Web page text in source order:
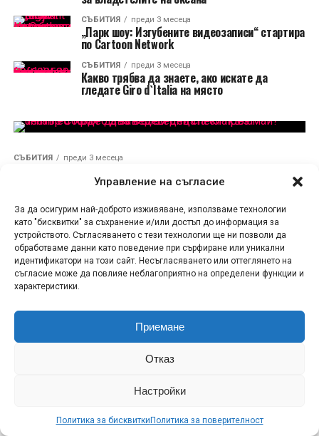
Управление на съгласие
За да осигурим най-доброто изживяване, използваме технологии
като "бисквитки" за съхранение и/или достъп до информация за
устройството. Съгласяването с тези технологии ще ни позволи да
обработваме данни като поведение при сърфиране или уникални
идентификатори на този сайт. Несъгласяването или оттеглянето на
съгласие може да повлияе неблагоприятно на определени функции и
характеристики.
Приемане
Отказ
Настройки
Политика за бисквитки Политика за поверителност
СЪБИТИЯ преди 3 месеца
„Парк шоу: Изгубените видеозаписи“ стартира
по Cartoon Network
СЪБИТИЯ преди 3 месеца
Какво трябва да знаете, ако искате да
гледате Giro d`Italia на място
СЪБИТИЯ преди 3 месеца
Къде да заведем децата си през
май? Театър София с два
вълшебни спектакъла
КИНО преди 3 месеца
„Брулени хълмове“ със стрийминг премиера
на 1 май в HBO Max
Българските коментатори по Eurosport и HBO
Max за Giro d’Italia
Всеки етап от Гранд тур ще бъде показан на
живо в цяла Европа по HBO Max, Eurosport и
преди 3 месеца
HBO Max